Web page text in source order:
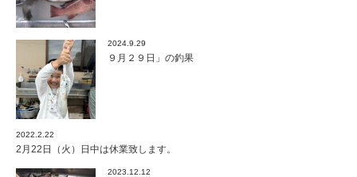
2024.9.29
９月２９日」の釣果
2022.2.22
2月22日（火）日中は休業致します。
2023.12.12